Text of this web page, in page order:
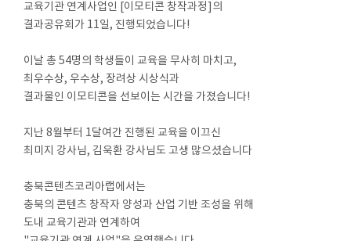
교육기관 연계사업인 [이모티콘 창작과정]의
결과공유회가 11일, 진행되었습니다!
이날 총 54명의 학생들이 교육을 무사히 마치고,
최우수상, 우수상, 장려상 시상식과
결과물인 이모티콘을 선보이는 시간을 가졌습니다!
지난 8월부터 1달여간 진행된 교육을 이끄신
최미지 강사님, 김욱환 강사님도 고생 많으셨습니다
충북콘텐츠코리아랩에서는
충북의 콘텐츠 창작자 양성과 산업 기반 조성을 위해
도내 교육기관과 연계하여